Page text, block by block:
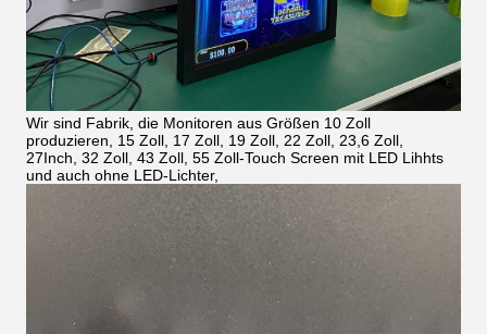
Wir sind Fabrik, die Monitoren aus Größen 10 Zoll
produzieren, 15 Zoll, 17 Zoll, 19 Zoll, 22 Zoll, 23,6 Zoll,
27Inch, 32 Zoll, 43 Zoll, 55 Zoll-Touch Screen mit LED Lihhts
und auch ohne LED-Lichter,